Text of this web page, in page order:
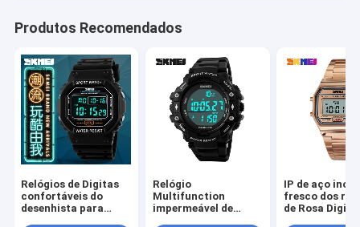
Produtos Recomendados
Relógios de Digitas
confortáveis do
desenhista para
Relógio
Multifunction
impermeável de
IP de aço
fresco dos
de Rosa